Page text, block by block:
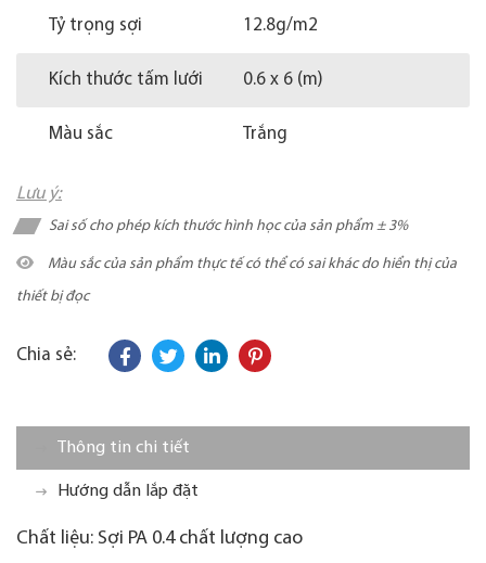
Tỷ trọng sợi 12.8g/m2
Kích thước tấm lưới 0.6 x 6 (m)
Màu sắc Trắng
Lưu ý:
Sai số cho phép kích thước hình học của sản phẩm ± 3%
Màu sắc của sản phẩm thực tế có thể có sai khác do hiển thị của
thiết bị đọc
Chia sẻ:
Thông tin chi tiết
Hướng dẫn lắp đặt
Chất liệu: Sợi PA 0.4 chất lượng cao